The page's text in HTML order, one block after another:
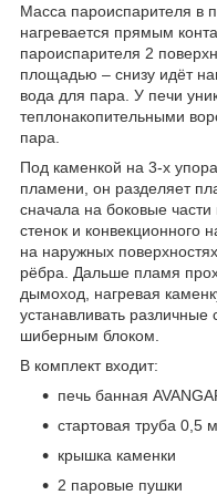
Масса пароиспарителя в
нагревается прямым
пароиспарителя 2
площадью – снизу идёт
вода для пара. У печи
теплонакопительными
пара.
Под каменкой на 3-х
пламени, он разделяет
сначала на боковые части
стенок и конвекционного
на наружных
рёбра. Дальше пламя
дымоход, нагревая
устанавливать
шиберным блоком.
В комплект входит:
печь банная
стартовая труба 0,5 м
крышка каменки
2 паровые пушки